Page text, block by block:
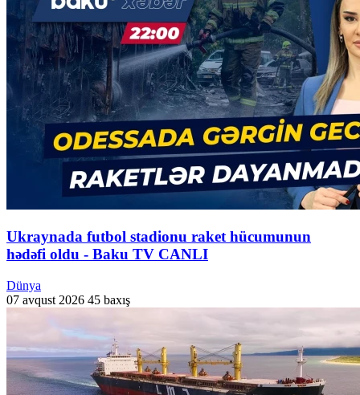
Ukraynada futbol stadionu raket hücumunun
hədəfi oldu - Baku TV CANLI
Dünya
07 avqust 2026 45 baxış